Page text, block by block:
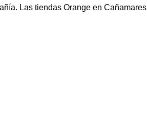
Las tiendas Orange en Cañamares